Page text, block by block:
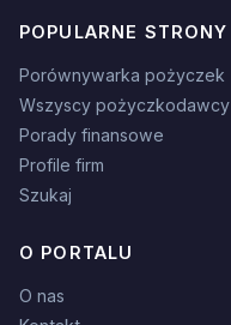
POPULARNE STRONY
Porównywarka pożyczek
Wszyscy pożyczkodawcy
Porady finansowe
Profile firm
Szukaj
O PORTALU
O nas